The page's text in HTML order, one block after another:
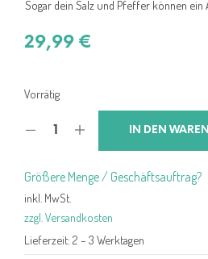
Sogar dein Salz und Pfeffer können
29,99 €
Vorrätig
IN DEN
Größere Menge / Geschäftsauftrag?
inkl. MwSt.
zzgl. Versandkosten
Lieferzeit: 2 – 3 Werktagen